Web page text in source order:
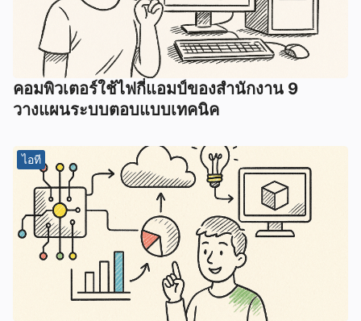
คอมพิวเตอร์ใช้ไฟกี่แอมป์ของสำนักงาน 9
วางแผนระบบตอบแบบเทคนิค
ไอที